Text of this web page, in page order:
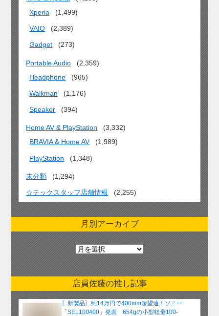
Xperia
(1,499)
VAIO (2,389)
Gadget (273)
Portable Audio
(2,359)
Headphone
(965)
Walkman (1,176)
Speaker (394)
Home AV & PlayStation
(3,332)
BRAVIA & Home AV
(1,989)
PlayStation (1,348)
未分類 (1,294)
☆テックスタッフ店舗情報 (2,255)
月別アーカイブ
月
別
ア
ー
カ
イ
ブ
店員佐藤の推し記事
〖新製品〗約14万円で400mm超望遠！ソニー
「SEL100400」発表 654gの小型軽量100-